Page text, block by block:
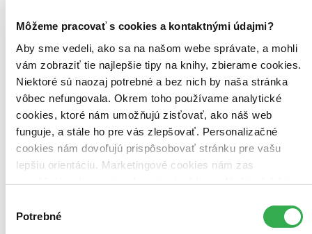
Môžeme pracovať s cookies a kontaktnými údajmi?
Aby sme vedeli, ako sa na našom webe správate, a mohli
vám zobraziť tie najlepšie tipy na knihy, zbierame cookies.
Niektoré sú naozaj potrebné a bez nich by naša stránka
vôbec nefungovala. Okrem toho používame analytické
cookies, ktoré nám umožňujú zisťovať, ako náš web
funguje, a stále ho pre vás zlepšovať. Personalizačné
cookies nám dovoľujú prispôsobovať stránku pre vašu
lepšiu orientáciu. Marketingové cookies nám zas
umožňujú zobrazenie relevantnej reklamy. Niektoré údaje
keby sme mohli používať všetky tieto cookies. Ďakujeme!
súhlasu
Potrebné
Zoradiť
Top hodnotené
Novinky
Najdrahšie
Najlacnejšie
Najvyššia zľava
Použité filtre
Autor Brenda Davis